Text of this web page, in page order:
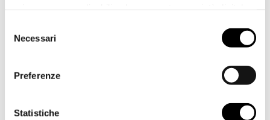
modificare o revocare il proprio consenso in qualsiasi
momento dalla Dichiarazione sui cookie o facendo clic
raccogliere informazioni sulla tua posizione
delNecessari
Preferenze
Statistiche
stl 605.36 KB
Download
File 3d dwg
dwg 595.79 KB
Download